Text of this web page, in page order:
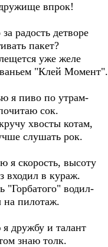
впрок!
радость детворе
пакет?
уже желе
"Клей Момент".
я пиво по утрам-
сок.
хвосты котам,
слушать рок.
я скорость, высоту
входил в кураж.
"Горбатого" водил-
на пилотаж.
дружбу и талант
знаю толк.